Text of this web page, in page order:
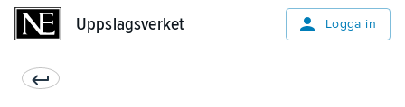
Uppslagsverket Logga in